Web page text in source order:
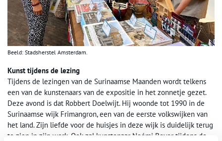
Beeld: Stadsherstel Amsterdam.
Kunst tijdens de lezing
Tijdens de lezingen van de Surinaamse Maanden wordt telkens
een van de kunstenaars van de expositie in het zonnetje gezet.
Deze avond is dat Robbert Doelwijt. Hij woonde tot 1990 in de
Surinaamse wijk Frimangron, een van de eerste volkswijken van
het land. Zijn liefde voor de huisjes in deze wijk is duidelijk terug
te zien in zijn werk. Ook zal kunstenaar Noémi Beyer tijdens de